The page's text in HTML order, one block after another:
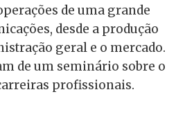
de uma grande
desde a produção
geral e o mercado.
de um seminário sobre o
profissionais.